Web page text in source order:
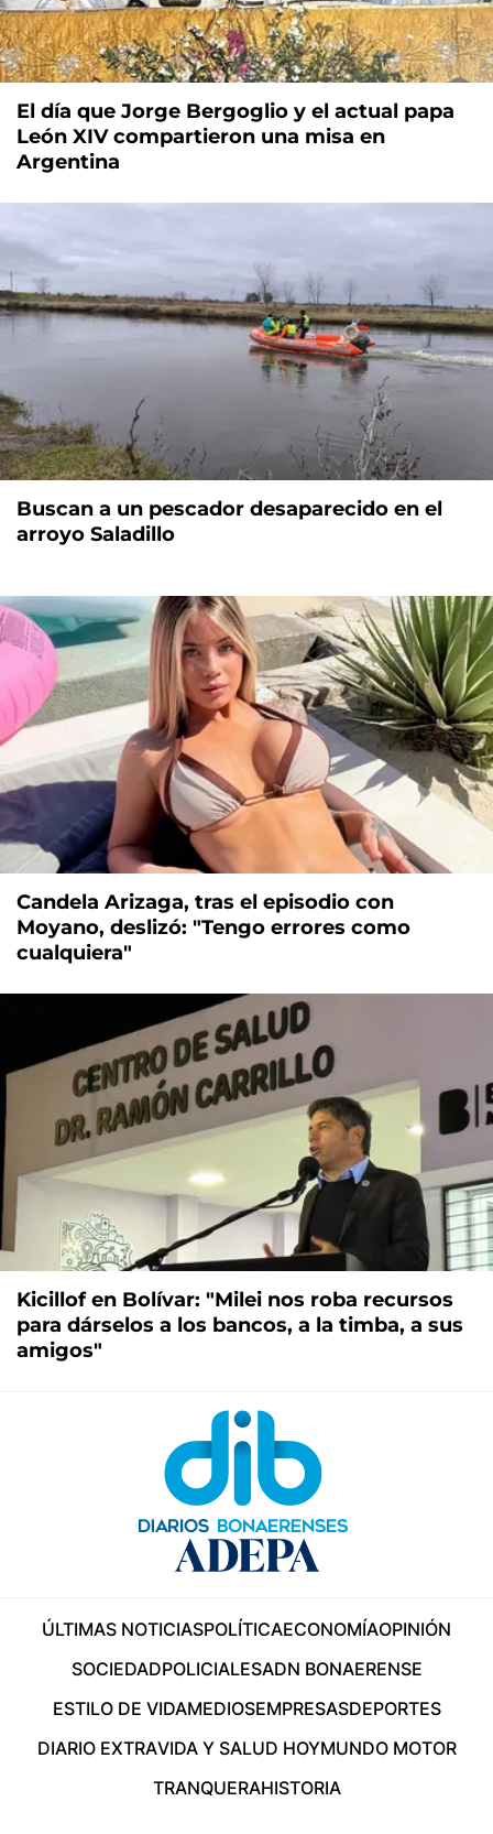
El día que Jorge Bergoglio y el actual papa
León XIV compartieron una misa en
Argentina
Buscan a un pescador desaparecido en el
arroyo Saladillo
Candela Arizaga, tras el episodio con
Moyano, deslizó: "Tengo errores como
cualquiera"
Kicillof en Bolívar: "Milei nos roba recursos
para dárselos a los bancos, a la timba, a sus
amigos"
ÚLTIMAS NOTICIASPOLÍTICAECONOMÍAOPINIÓN
SOCIEDADPOLICIALESADN BONAERENSE
ESTILO DE VIDAMEDIOSEMPRESASDEPORTES
DIARIO EXTRAVIDA Y SALUD HOYMUNDO MOTOR
TRANQUERAHISTORIA